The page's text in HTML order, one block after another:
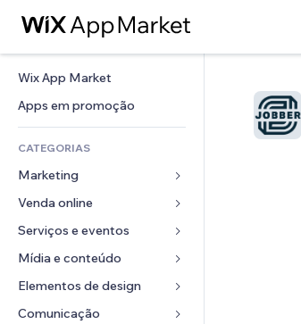
Wix App Market
Apps em promoção
CATEGORIAS
Marketing
Anúncios
Mobile
Análises
Venda online
Apps para lojas
Frete e entrega
Botões de venda
Serviços e eventos
Hotéis
Eventos
Restaurantes
Mídia e conteúdo
Galeria
Músicas
Elementos de design
Mapas e navegação